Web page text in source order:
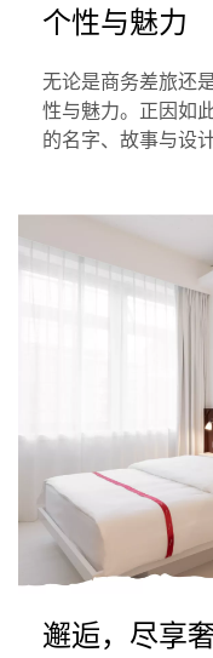
个性与魅力
无论是商务差旅还
性与魅力。正因如
的名字、故事与设
邂逅，尽享